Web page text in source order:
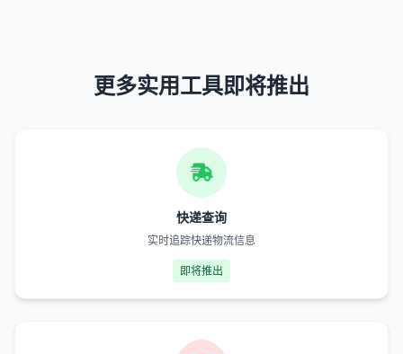
更多实用工具即将推出
快递查询
实时追踪快递物流信息
即将推出